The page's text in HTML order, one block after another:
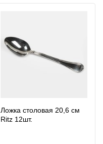
Ложка столовая 20,6 см
Ritz 12шт.